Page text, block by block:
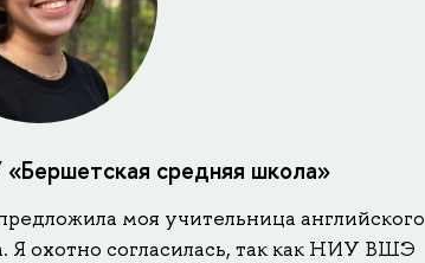
средняя школа»
моя учительница английского
Я охотно согласилась, так как НИУ ВШЭ